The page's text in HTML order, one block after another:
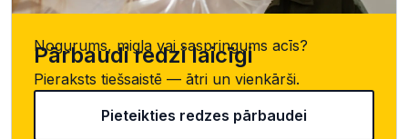
Nogurums, migla vai saspringums acīs?
Pārbaudi redzi laicīgi
Pieraksts tiešsaistē — ātri un vienkārši.
Pieteikties redzes pārbaudei